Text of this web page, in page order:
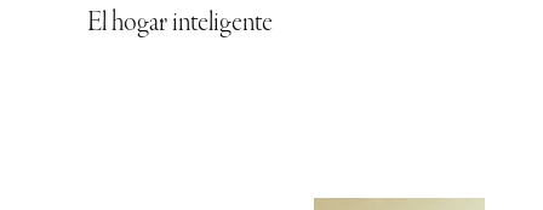
El hogar inteligente